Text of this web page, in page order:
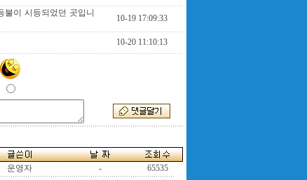
이 시등되었던 곳입니
10-19 17:09:33
10-20 11:10:13
운영자 -
65535